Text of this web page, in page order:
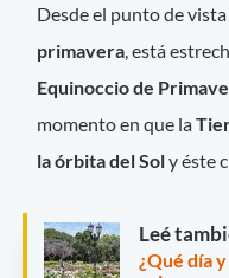
Desde el punto de
primavera , está
Equinoccio de
momento en que la
la órbita del Soly éste
Leé
¿Qué día